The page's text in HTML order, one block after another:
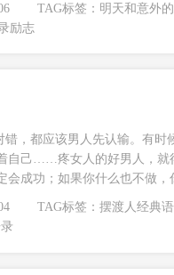
TAG标签： 明天和意外
励志
，都应该男人先认输。有
自己……疼女人的好男人，就
会成功；如果你什么也不做，
TAG标签：摆渡人经典